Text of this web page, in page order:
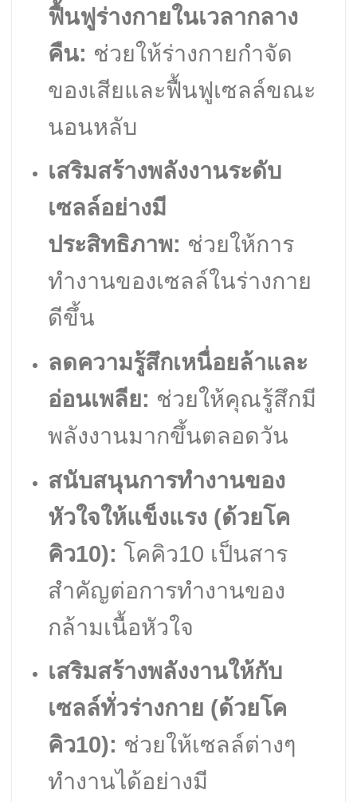
ฟื้นฟูร่างกายในเวลากลาง
คืน: ช่วยให้ร่างกายกำจัด
ของเสียและฟื้นฟูเซลล์ขณะ
นอนหลับ
เสริมสร้างพลังงานระดับ
เซลล์อย่างมี
ประสิทธิภาพ: ช่วยให้การ
ทำงานของเซลล์ในร่างกาย
ดีขึ้น
ลดความรู้สึกเหนื่อยล้าและ
อ่อนเพลีย: ช่วยให้คุณรู้สึกมี
พลังงานมากขึ้นตลอดวัน
สนับสนุนการทำงานของ
หัวใจให้แข็งแรง (ด้วยโค
คิว10): โคคิว10 เป็นสาร
สำคัญต่อการทำงานของ
กล้ามเนื้อหัวใจ
เสริมสร้างพลังงานให้กับ
เซลล์ทั่วร่างกาย (ด้วยโค
คิว10): ช่วยให้เซลล์ต่างๆ
ทำงานได้อย่างมี